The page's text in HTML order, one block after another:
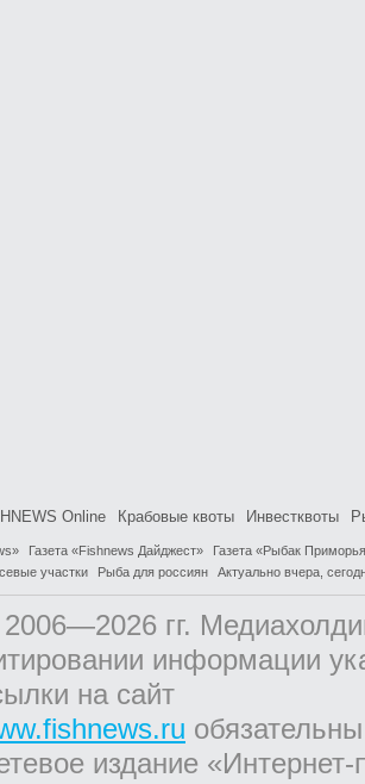
Online Крабовые квоты Инвестквоты
Газета «Fishnews Дайджест»
Газета «Рыбак
участки Рыба для россиян Актуально вчера,
гг.
информации
на сайт
издание